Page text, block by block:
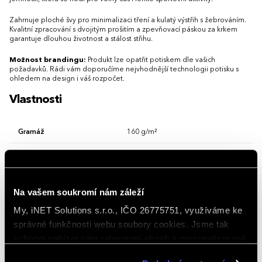
Na vašem soukromí nám záleží
My, iNET Solutions s.r.o., IČO 26775751, využíváme ke
správné funkčnosti webu soubory cookies. Jsme tak
Zahrnuje ploché švy pro minimalizaci tření a kulatý výstřih s žebrováním.
Kvalitní zpracování s dvojitým prošitím a zpevňovací páskou za krkem
garantuje dlouhou životnost a stálost střihu.
Možnost brandingu: Produkt lze opatřit potiskem dle vašich
požadavků. Rádi vám doporučíme nejvhodnější technologii potisku s
ohledem na design i váš rozpočet.
Vlastnosti
Gramáž 160 g/m²
Rukávy Krátký rukáv